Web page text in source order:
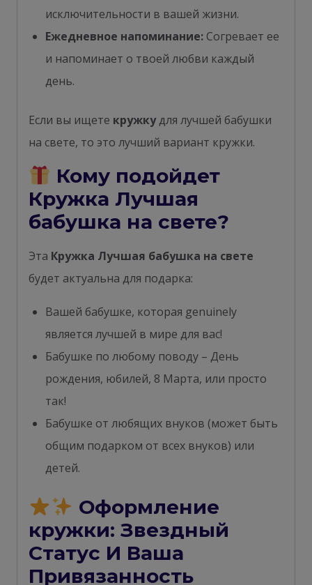
исключительности в вашей жизни.
Ежедневное напоминание: Согревает ее
и напоминает о твоей любви каждый
день.
Если вы ищете кружкудля лучшей бабушки
на свете, то это лучший вариант кружки.
Кому подойдет
Кружка Лучшая
бабушка на свете?
Эта Кружка Лучшая бабушка на свете
будет актуальна для подарка:
Вашей бабушке, которая genuinely
является лучшей в мире для вас!
Бабушке по любому поводу – День
рождения, юбилей, 8 Марта, или просто
так!
Бабушке от любящих внуков (может быть
общим подарком от всех внуков) или
детей.
Оформление
кружки: Звездный
Статус И Ваша
Привязанность